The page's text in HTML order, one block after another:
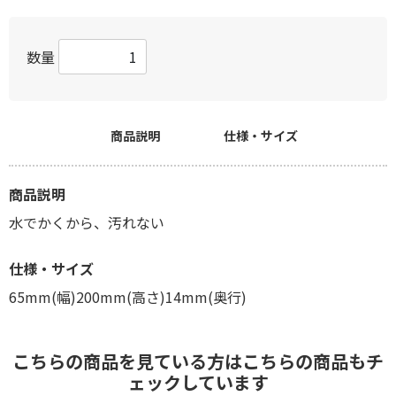
数量
商品説明 仕様・サイズ
商品説明
水でかくから、汚れない
仕様・サイズ
65mm(幅)200mm(高さ)14mm(奥行)
こちらの商品を見ている方はこちらの商品もチ
ェックしています